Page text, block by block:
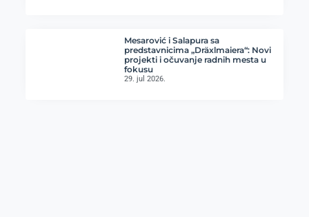
Mesarović i Salapura sa
predstavnicima „Dräxlmaiera“: Novi
projekti i očuvanje radnih mesta u
fokusu
29. jul 2026.